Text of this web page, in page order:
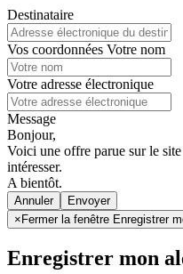
Destinataire
Vos coordonnées Votre nom
Votre adresse électronique
Message
Bonjour,
Voici une offre parue sur le
intéresser.
A bientôt.
Annuler
× Fermer la fenêtre Enregistrer
Enregistrer mon